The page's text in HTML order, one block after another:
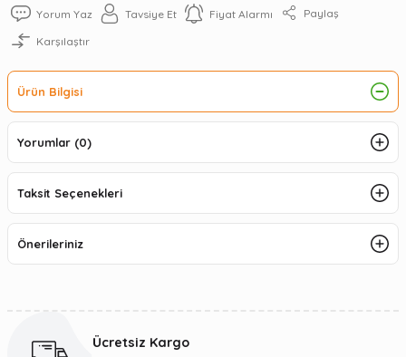
Yorum Yaz Tavsiye Et Fiyat Alarmı Paylaş
Karşılaştır
Ürün Bilgisi
Yorumlar (0)
Taksit Seçenekleri
Önerileriniz
Ücretsiz Kargo